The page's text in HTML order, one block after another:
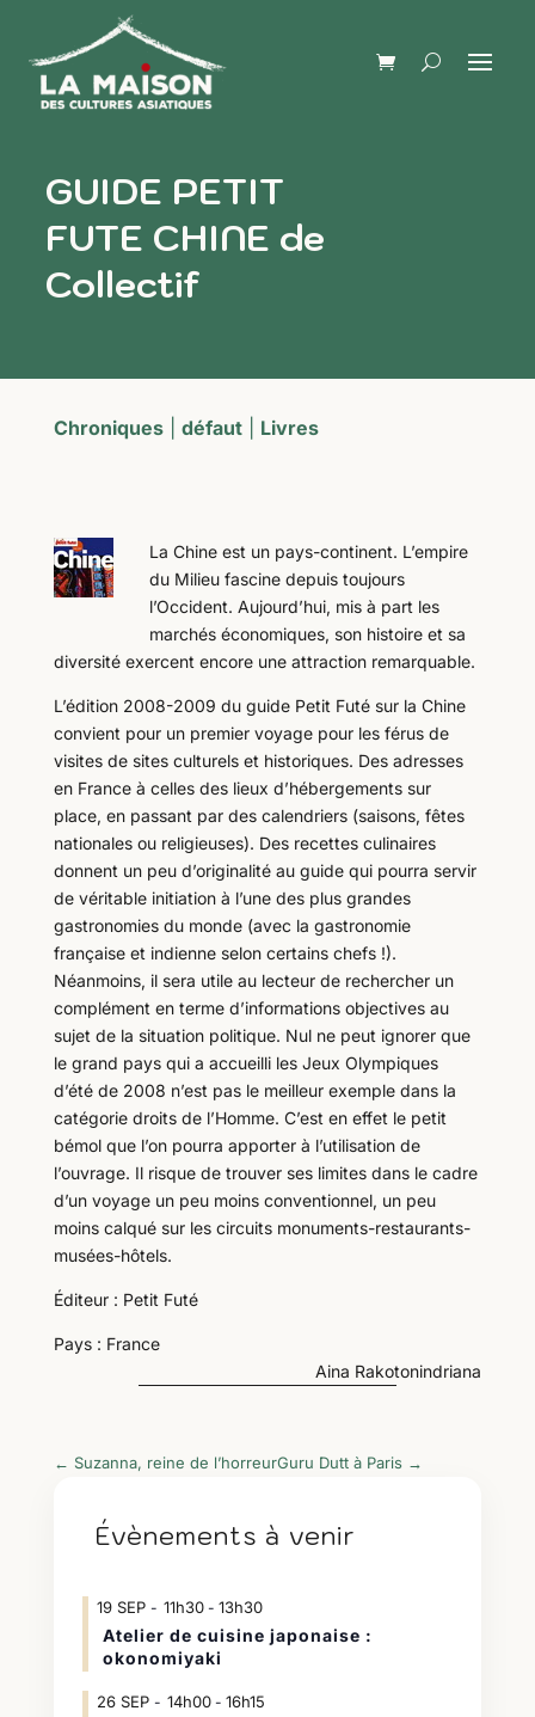
GUIDE PETIT
FUTE CHINE de
Collectif
Chroniques| défaut| Livres
La Chine est un pays-continent. L’empire
du Milieu fascine depuis toujours
l’Occident. Aujourd’hui, mis à part les
marchés économiques, son histoire et sa
diversité exercent encore une attraction remarquable.
L’édition 2008-2009 du guide Petit Futé sur la Chine
convient pour un premier voyage pour les férus de
visites de sites culturels et historiques. Des adresses
en France à celles des lieux d’hébergements sur
place, en passant par des calendriers (saisons, fêtes
nationales ou religieuses). Des recettes culinaires
donnent un peu d’originalité au guide qui pourra servir
de véritable initiation à l’une des plus grandes
gastronomies du monde (avec la gastronomie
française et indienne selon certains chefs !).
Néanmoins, il sera utile au lecteur de rechercher un
complément en terme d’informations objectives au
sujet de la situation politique. Nul ne peut ignorer que
le grand pays qui a accueilli les Jeux Olympiques
d’été de 2008 n’est pas le meilleur exemple dans la
catégorie droits de l’Homme. C’est en effet le petit
bémol que l’on pourra apporter à l’utilisation de
l’ouvrage. Il risque de trouver ses limites dans le cadre
d’un voyage un peu moins conventionnel, un peu
moins calqué sur les circuits monuments-restaurants-
musées-hôtels.
Éditeur : Petit Futé
Pays : France
Aina Rakotonindriana
← Suzanna, reine de l’horreurGuru Dutt à Paris→
Évènements à venir
19 SEP 11h30- 13h30
Atelier de cuisine japonaise :
okonomiyaki
26 SEP 14h00- 16h15